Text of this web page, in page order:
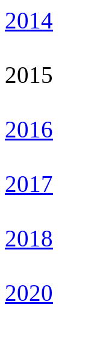
2014
2015
2016
2017
2018
2020